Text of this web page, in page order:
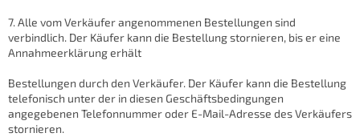
7. Alle vom Verkäufer angenommenen Bestellungen sind
verbindlich. Der Käufer kann die Bestellung stornieren, bis er eine
Annahmeerklärung erhält
Bestellungen durch den Verkäufer. Der Käufer kann die Bestellung
telefonisch unter der in diesen Geschäftsbedingungen
angegebenen Telefonnummer oder E-Mail-Adresse des Verkäufers
stornieren.